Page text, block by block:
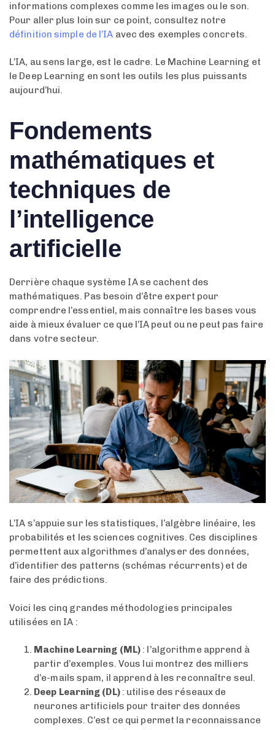
informations complexes comme les images ou le son.
Pour aller plus loin sur ce point, consultez notre
définition simple de l’IA avec des exemples concrets.
L’IA, au sens large, est le cadre. Le Machine Learning et
le Deep Learning en sont les outils les plus puissants
aujourd’hui.
Fondements
mathématiques et
techniques de
l’intelligence
artificielle
Derrière chaque système IA se cachent des
mathématiques. Pas besoin d’être expert pour
comprendre l’essentiel, mais connaître les bases vous
aide à mieux évaluer ce que l’IA peut ou ne peut pas faire
dans votre secteur.
L’IA s’appuie sur les statistiques, l’algèbre linéaire, les
probabilités et les sciences cognitives. Ces disciplines
permettent aux algorithmes d’analyser des données,
d’identifier des patterns (schémas récurrents) et de
faire des prédictions.
Voici les cinq grandes méthodologies principales
utilisées en IA :
Machine Learning (ML) : l’algorithme apprend à
partir d’exemples. Vous lui montrez des milliers
d’e-mails spam, il apprend à les reconnaître seul.
Deep Learning (DL): utilise des réseaux de
neurones artificiels pour traiter des données
complexes. C’est ce qui permet la reconnaissance